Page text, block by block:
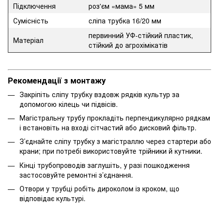
Підключення
роз'єм «мама» 5 мм
Сумісність
сліпа трубка 16/20 мм
Матеріал
первинний УФ-стійкий пластик,
стійкий до агрохімікатів
Рекомендації з монтажу
Закріпіть сліпу трубку вздовж рядків культур за
допомогою кілець чи підвісів.
Магістральну трубу прокладіть перпендикулярно рядкам
і встановіть на вході сітчастий або дисковий фільтр.
З’єднайте сліпу трубку з магістраллю через стартери або
крани; при потребі використовуйте трійники й кутники.
Кінці трубопроводів заглушіть, у разі пошкодження
застосовуйте ремонтні з’єднання.
Отвори у трубці робіть дироколом із кроком, що
відповідає культурі.